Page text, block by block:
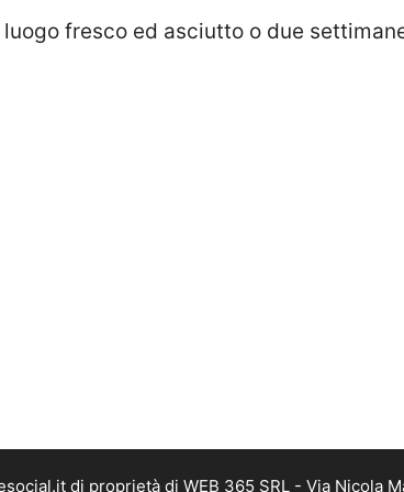
luogo fresco ed asciutto o due
di proprietà di WEB 365 SRL - Via Nicola